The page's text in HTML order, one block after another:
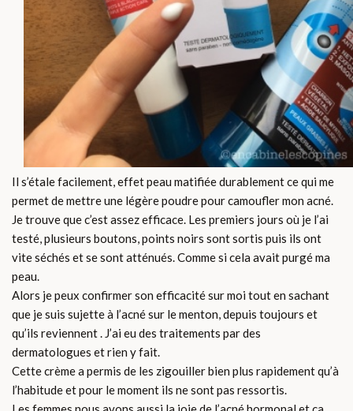
Il s’étale facilement, effet peau matifiée durablement ce qui me
permet de mettre une légère poudre pour camoufler mon acné.
Je trouve que c’est assez efficace. Les premiers jours où je l’ai
testé, plusieurs boutons, points noirs sont sortis puis ils ont
vite séchés et se sont atténués. Comme si cela avait purgé ma
peau.
Alors je peux confirmer son efficacité sur moi tout en sachant
que je suis sujette à l’acné sur le menton, depuis toujours et
qu’ils reviennent . J’ai eu des traitements par des
dermatologues et rien y fait.
Cette crème a permis de les zigouiller bien plus rapidement qu’à
l’habitude et pour le moment ils ne sont pas ressortis.